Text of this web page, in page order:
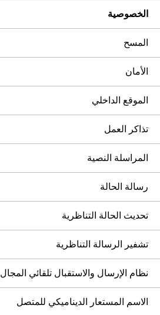
الخصوصية
المسح
الأمان
الموقع الداخلي
تذاكر العمل
المراسلة النصية
رسالة الحالة
تحديث الحالة التناظرية
تشفير الرسالة التناظرية
نظام الإرسال والاستقبال تلقائي المجال
الاسم المستعار الديناميكي للمتصل